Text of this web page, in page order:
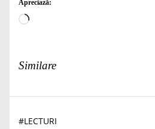
Apreciază:
Încarc...
Similare
#LECTURI